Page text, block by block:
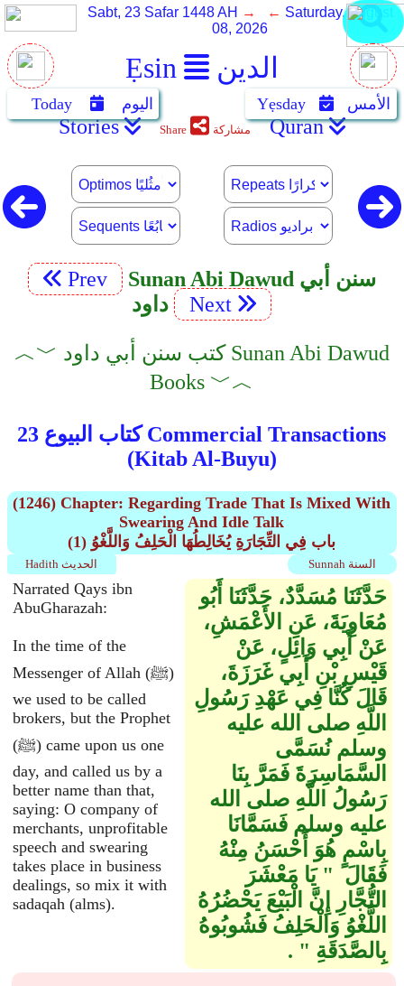
Ẹsin الدين
Sabt, 23 Safar 1448 AH → ← Saturday, August
08, 2026
Today اليوم Yẹsday الأمس
Stories Share مشاركة Quran
Prev
Sunan Abi Dawud سنن أبي
داود
Next
︿﹀ كتب سنن أبي داود Sunan Abi Dawud
Books ﹀︿
كتاب البيوع 23 Commercial Transactions
(Kitab Al-Buyu)
(1246) Chapter: Regarding Trade That Is Mixed With
Swearing And Idle Talk
(1) باب فِي التِّجَارَةِ يُخَالِطُهَا الْحَلِفُ وَاللَّغْوُ
Sunnah السنة Hadith الحديث
Narrated Qays ibn
AbuGharazah:
In the time of the
Messenger of Allah (ﷺ)
we used to be called
brokers, but the Prophet
(ﷺ) came upon us one
day, and called us by a
better name than that,
saying: O company of
merchants, unprofitable
speech and swearing
takes place in business
dealings, so mix it with
sadaqah (alms).
حَدَّثَنَا مُسَدَّدٌ، حَدَّثَنَا أَبُو
مُعَاوِيَةَ، عَنِ الأَعْمَشِ،
عَنْ أَبِي وَائِلٍ، عَنْ
قَيْسِ بْنِ أَبِي غَرَزَةَ،
قَالَ كُنَّا فِي عَهْدِ رَسُولِ
اللَّهِ صلى الله عليه
وسلم نُسَمَّى
السَّمَاسِرَةَ فَمَرَّ بِنَا
رَسُولُ اللَّهِ صلى الله
عليه وسلم فَسَمَّانَا
بِاسْمٍ هُوَ أَحْسَنُ مِنْهُ
فَقَالَ ‏ "‏ يَا مَعْشَرَ
التُّجَّارِ إِنَّ الْبَيْعَ يَحْضُرُهُ
اللَّغْوُ وَالْحَلِفُ فَشُوبُوهُ
بِالصَّدَقَةِ ‏"‏ ‏.‏